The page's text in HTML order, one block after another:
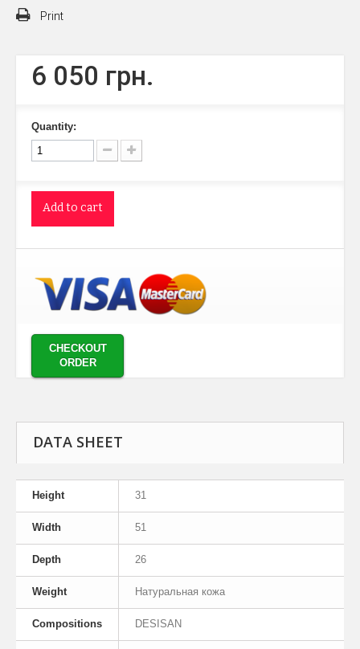
Print
6 050 грн.
Quantity:
Add to cart
CHECKOUT
ORDER
DATA SHEET
Height 31
Width 51
Depth 26
Weight Натуральная кожа
Compositions DESISAN